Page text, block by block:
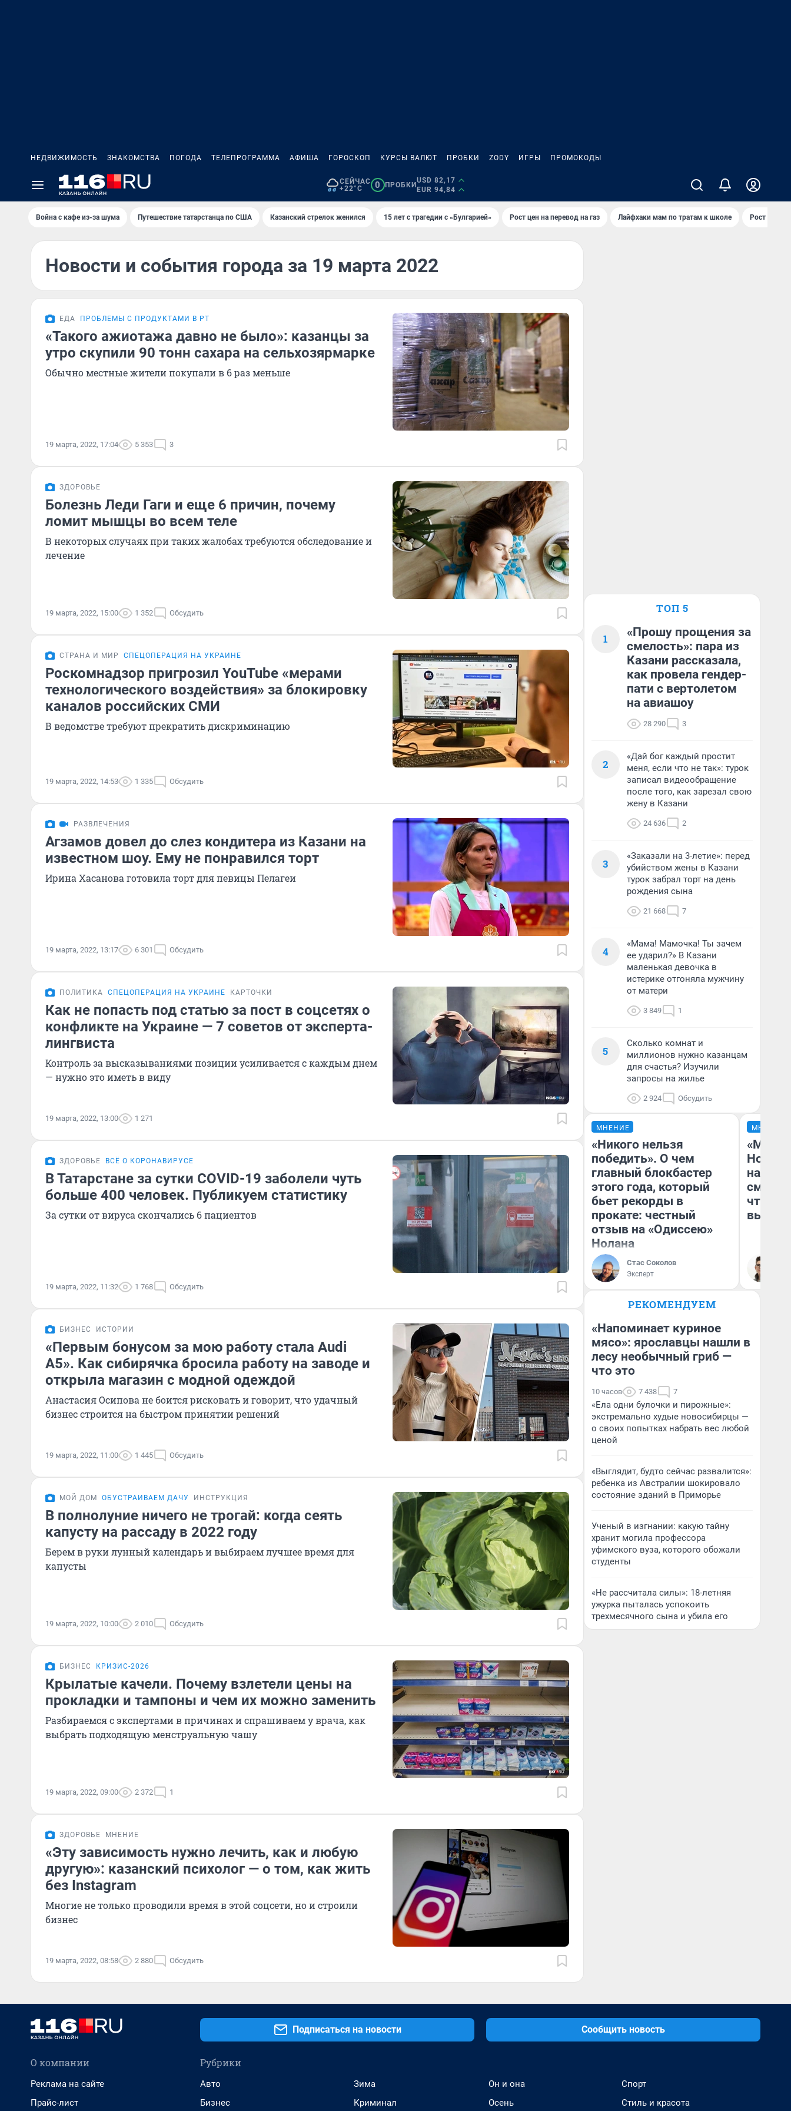
НЕДВИЖИМОСТЬ ЗНАКОМСТВА ПОГОДА ТЕЛЕПРОГРАММА АФИША ГОРОСКОП КУРСЫ ВАЛЮТ ПРОБКИ ZODY ИГРЫ ПРОМОКОДЫ
СЕЙЧАС
+22°C
0 ПРОБКИ
USD 82,17
EUR 94,84
Война с кафе из-за шума Путешествие татарстанца по США Казанский стрелок женился 15 лет с трагедии с «Булгарией» Рост цен на перевод на газ Лайфхаки мам по тратам к школе Рост цен на
Новости и события города за 19 марта 2022
ЕДА ПРОБЛЕМЫ С ПРОДУКТАМИ В РТ
«Такого ажиотажа давно не было»: казанцы за
утро скупили 90 тонн сахара на сельхозярмарке
Обычно местные жители покупали в 6 раз меньше
19 марта, 2022, 17:04 5 353 3
ЗДОРОВЬЕ
Болезнь Леди Гаги и еще 6 причин, почему
ломит мышцы во всем теле
В некоторых случаях при таких жалобах требуются обследование и
лечение
19 марта, 2022, 15:00 1 352 Обсудить
СТРАНА И МИР СПЕЦОПЕРАЦИЯ НА УКРАИНЕ
Роскомнадзор пригрозил YouTube «мерами
технологического воздействия» за блокировку
каналов российских СМИ
В ведомстве требуют прекратить дискриминацию
19 марта, 2022, 14:53 1 335 Обсудить
РАЗВЛЕЧЕНИЯ
Агзамов довел до слез кондитера из Казани на
известном шоу. Ему не понравился торт
Ирина Хасанова готовила торт для певицы Пелагеи
19 марта, 2022, 13:17 6 301 Обсудить
ПОЛИТИКА СПЕЦОПЕРАЦИЯ НА УКРАИНЕ КАРТОЧКИ
Как не попасть под статью за пост в соцсетях о
конфликте на Украине — 7 советов от эксперта-
лингвиста
Контроль за высказываниями позиции усиливается с каждым днем
— нужно это иметь в виду
19 марта, 2022, 13:00 1 271
ЗДОРОВЬЕ ВСЁ О КОРОНАВИРУСЕ
В Татарстане за сутки COVID-19 заболели чуть
больше 400 человек. Публикуем статистику
За сутки от вируса скончались 6 пациентов
19 марта, 2022, 11:32 1 768 Обсудить
БИЗНЕС ИСТОРИИ
«Первым бонусом за мою работу стала Audi
A5». Как сибирячка бросила работу на заводе и
открыла магазин с модной одеждой
Анастасия Осипова не боится рисковать и говорит, что удачный
бизнес строится на быстром принятии решений
19 марта, 2022, 11:00 1 445 Обсудить
МОЙ ДОМ ОБУСТРАИВАЕМ ДАЧУ ИНСТРУКЦИЯ
В полнолуние ничего не трогай: когда сеять
капусту на рассаду в 2022 году
Берем в руки лунный календарь и выбираем лучшее время для
капусты
19 марта, 2022, 10:00 2 010 Обсудить
БИЗНЕС КРИЗИС-2026
Крылатые качели. Почему взлетели цены на
прокладки и тампоны и чем их можно заменить
Разбираемся с экспертами в причинах и спрашиваем у врача, как
выбрать подходящую менструальную чашу
19 марта, 2022, 09:00 2 372 1
ЗДОРОВЬЕ МНЕНИЕ
«Эту зависимость нужно лечить, как и любую
другую»: казанский психолог — о том, как жить
без Instagram
Многие не только проводили время в этой соцсети, но и строили
бизнес
19 марта, 2022, 08:58 2 880 Обсудить
ТОП 5
1
«Прошу прощения за
смелость»: пара из
Казани рассказала,
как провела гендер-
пати с вертолетом
на авиашоу
28 290 3
2
«Дай бог каждый простит
меня, если что не так»: турок
записал видеообращение
после того, как зарезал свою
жену в Казани
24 636 2
3
«Заказали на 3-летие»: перед
убийством жены в Казани
турок забрал торт на день
рождения сына
21 668 7
4
«Мама! Мамочка! Ты зачем
ее ударил?» В Казани
маленькая девочка в
истерике отгоняла мужчину
от матери
3 849 1
5
Сколько комнат и
миллионов нужно казанцам
для счастья? Изучили
запросы на жилье
2 924 Обсудить
МНЕНИЕ
«Никого нельзя
победить». О чем
главный блокбастер
этого года, который
бьет рекорды в
прокате: честный
отзыв на «Одиссею»
Нолана
Стас Соколов
Эксперт
МНЕНИЕ
«Мы
чтобы
РЕКОМЕНДУЕМ
«Напоминает куриное
мясо»: ярославцы нашли в
лесу необычный гриб —
что это
10 часов 7 438 7
«Ела одни булочки и пирожные»:
экстремально худые новосибирцы —
о своих попытках набрать вес любой
ценой
«Выглядит, будто сейчас развалится»:
ребенка из Австралии шокировало
состояние зданий в Приморье
Ученый в изгнании: какую тайну
хранит могила профессора
уфимского вуза, которого обожали
студенты
«Не рассчитала силы»: 18-летняя
ужурка пыталась успокоить
трехмесячного сына и убила его
Подписаться на новости Сообщить новость
О компании
Реклама на сайте
Прайс-лист
Рубрики
Авто
Бизнес
Зима
Криминал
Он и она
Осень
Спорт
Стиль и красота